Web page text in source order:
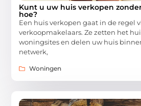
Kunt u uw huis verkopen
hoe?
Een huis verkopen gaat in de regel
verkoopmakelaars. Ze zetten het
woningsites en delen uw huis
netwerk,
Woningen